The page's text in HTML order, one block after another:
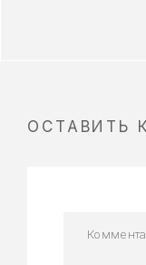
ОСТАВИТЬ